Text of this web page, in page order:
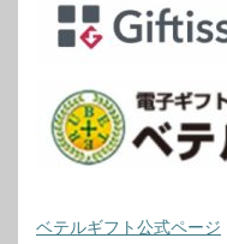
ベテルギフト公式ページ